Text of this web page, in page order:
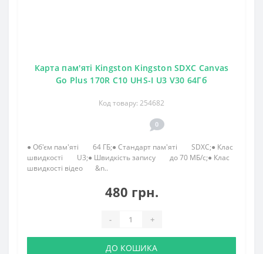
Карта пам'яті Kingston Kingston SDXC Canvas
Go Plus 170R C10 UHS-I U3 V30 64Гб
Код товару: 254682
0
● Об'єм пам'яті 64 ГБ;● Стандарт пам'яті SDXC;● Клас
швидкості U3;● Швидкість запису до 70 МБ/с;● Клас
швидкості відео &n..
480 грн.
- +
ДО КОШИКА